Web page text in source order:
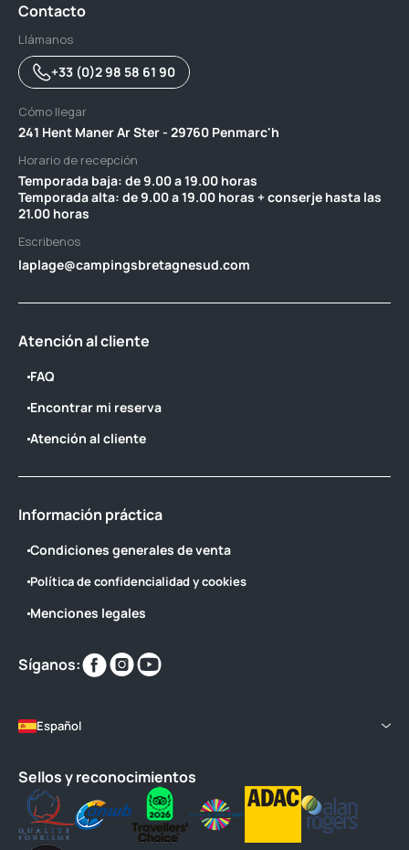
Contacto
Llámanos
+33 (0)2 98 58 61 90
Cómo llegar
241 Hent Maner Ar Ster - 29760 Penmarc'h
Horario de recepción
Temporada baja: de 9.00 a 19.00 horas ‎ ‎ ‎ ‎ ‎ ‎ ‎ ‎ ‎ ‎ ‎ ‎ ‎ ‎ ‎ ‎ ‎ ‎ ‎ ‎ ‎ ‎ ‎ ‎ ‎ ‎ ‎ ‎ ‎ ‎ ‎ ‎ ‎ ‎ ‎ ‎ ‎ ‎ ‎ ‎ ‎ ‎ ‎ ‎ ‎
Temporada alta: de 9.00 a 19.00 horas + conserje hasta las
21.00 horas
Escribenos
laplage@campingsbretagnesud.com
Atención al cliente
FAQ
Encontrar mi reserva
Atención al cliente
Información práctica
Condiciones generales de venta
Política de confidencialidad y cookies
Menciones legales
Síganos:
Encuéntranos
en
Encuéntranos
en
Español
Sellos y reconocimientos